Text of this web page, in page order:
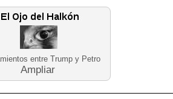
entre Trump y Petro
Ampliar
Educación Neira